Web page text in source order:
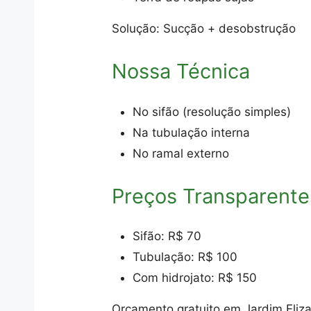
Solução: Sucção + desobstrução
Nossa Técnica
No sifão (resolução simples)
Na tubulação interna
No ramal externo
Preços
Sifão: R$ 70
Tubulação: R$ 100
Com hidrojato: R$ 150